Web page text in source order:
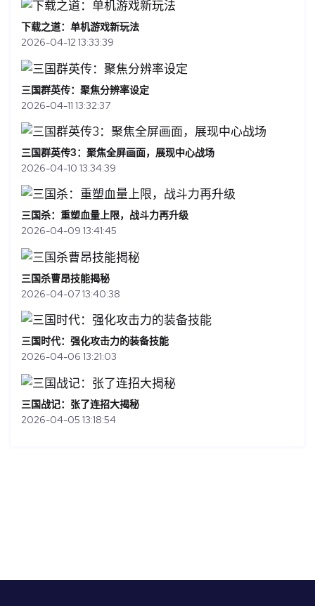
下载之道：单机游戏新玩法
2026-04-12 13:33:39
三国群英传：聚焦分辨率设定
2026-04-11 13:32:37
三国群英传3：聚焦全屏画面，展现中心战场
2026-04-10 13:34:39
三国杀：重塑血量上限，战斗力再升级
2026-04-09 13:41:45
三国杀曹昂技能揭秘
2026-04-07 13:40:38
三国时代：强化攻击力的装备技能
2026-04-06 13:21:03
三国战记：张了连招大揭秘
2026-04-05 13:18:54